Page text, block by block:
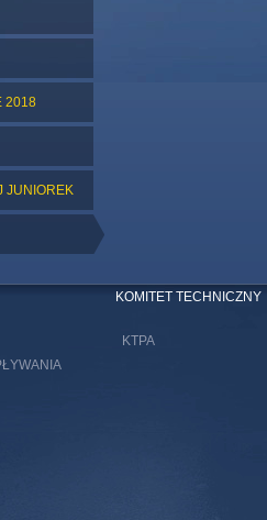
2018
JUNIOREK
KOMITET TECHNICZNY
KTPA